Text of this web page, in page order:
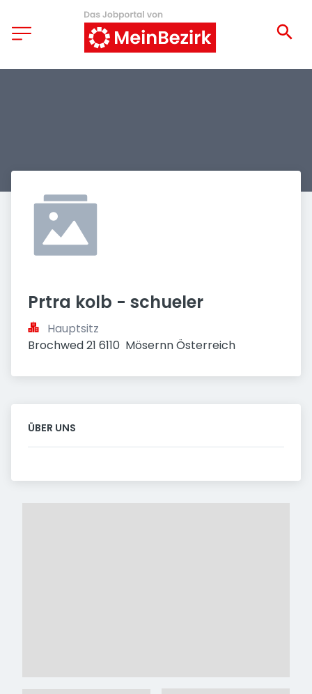
Prtra kolb - schueler
Hauptsitz
Brochwed 21 6110  Mösernn Österreich
ÜBER UNS